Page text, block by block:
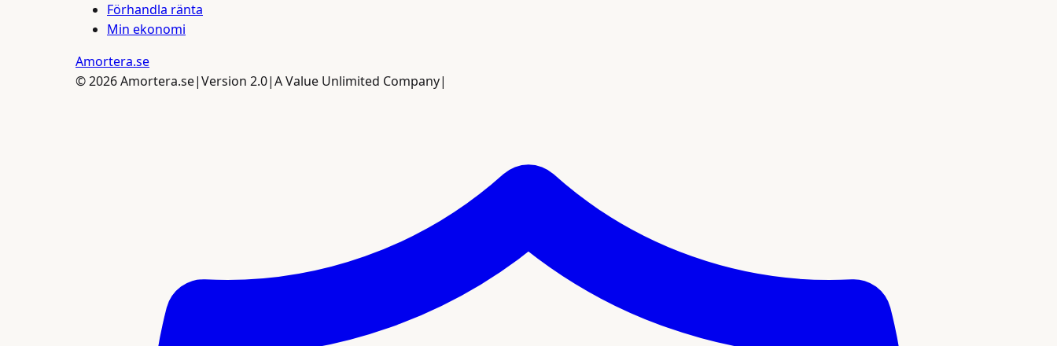
Förhandla ränta
Min ekonomi
Amortera.se
©2026Amortera.se|Version 2.0|A Value Unlimited Company|